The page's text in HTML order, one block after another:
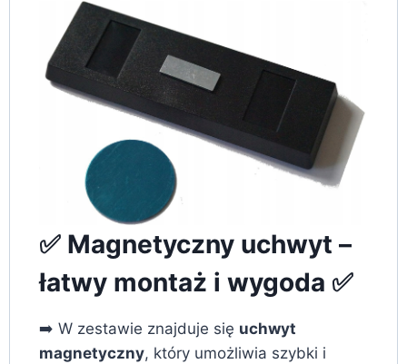
✅ Magnetyczny uchwyt –
łatwy montaż i wygoda ✅
➡️ W zestawie znajduje się uchwyt
magnetyczny, który umożliwia szybki i